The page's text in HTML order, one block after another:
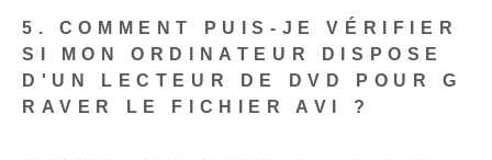
5. COMMENT PUIS-JE VÉRIFIER
SI MON ORDINATEUR DISPOSE
D'UN LECTEUR DE DVD POUR G
RAVER LE FICHIER AVI ?